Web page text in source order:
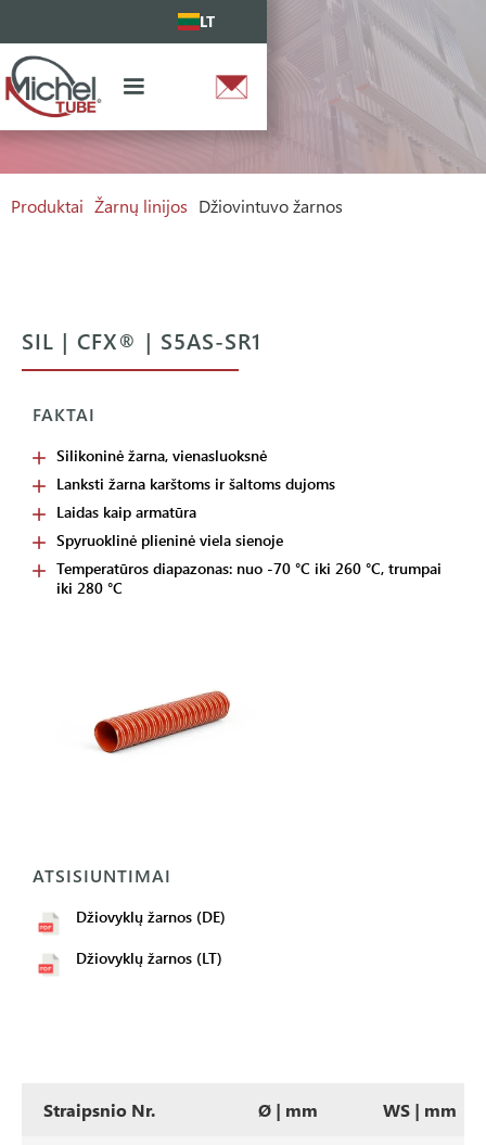
LT
Produktai Žarnų linijos Džiovintuvo žarnos
SIL | CFX® | S5AS-SR1
FAKTAI
Silikoninė žarna, vienasluoksnė
Lanksti žarna karštoms ir šaltoms dujoms
Laidas kaip armatūra
Spyruoklinė plieninė viela sienoje
Temperatūros diapazonas: nuo -70 °C iki 260 °C, trumpai
iki 280 °C
ATSISIUNTIMAI
Džiovyklų žarnos (DE)
Džiovyklų žarnos (LT)
Straipsnio Nr. Ø | mm WS | mm